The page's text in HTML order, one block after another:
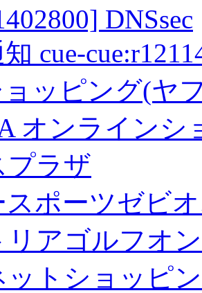
DNSsec
cue-
ョッピング(ヤ
オンラインシ
プラザ
スポーツゼビ
リアゴルフオ
ットショッピ